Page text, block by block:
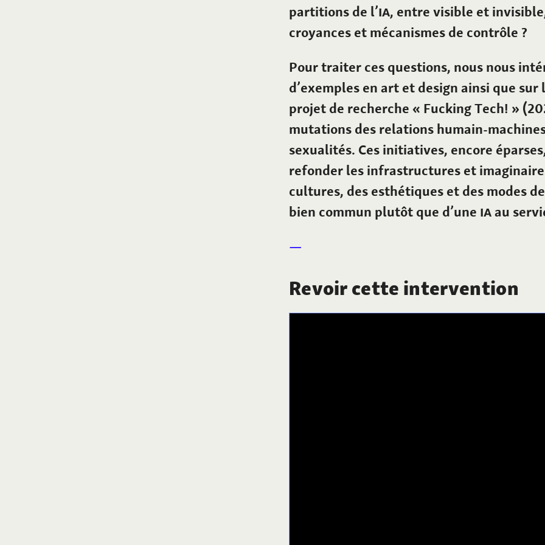
partitions de l’IA, entre visible et
croyances et mécanismes de contrôle ?
Pour traiter ces questions, nous nous
d’exemples en art et design ainsi que
projet de recherche « Fucking Tech! »
mutations des relations humain-
sexualités. Ces initiatives, encore
refonder les infrastructures et
cultures, des esthétiques et des modes
bien commun plutôt que d’une IAau
Revoir cette intervention